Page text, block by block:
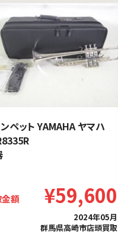
ペット YAMAHA ヤマハ
額 ¥59,600
2024年05月
群馬県高崎市店頭買取